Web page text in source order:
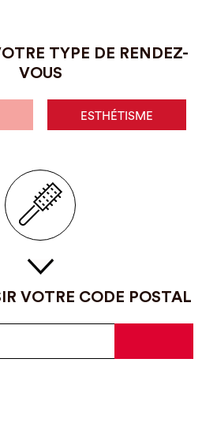
TYPE DE RENDEZ-
VOUS
ESTHÉTISME
VOTRE CODE POSTAL